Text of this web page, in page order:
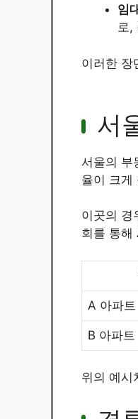
임
로,
이러한 장
서
서울의 부
율이 크게
이곳의 경
회를 통해
A 아파트
B 아파트
위의 예시